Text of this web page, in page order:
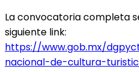
La convocatoria completa
siguiente link:
https://www.gob.mx/
nacional-de-cultura-